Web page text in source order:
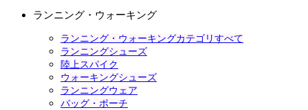
ランニング・ウォーキング
ランニング・ウォーキングカテゴリすべて
ランニングシューズ
陸上スパイク
ウォーキングシューズ
ランニングウェア
バッグ・ポーチ